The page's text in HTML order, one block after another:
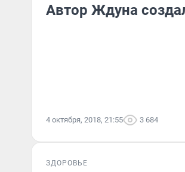
Автор Ждуна
4 октября, 2018, 21:55 3 684
ЗДОРОВЬЕ